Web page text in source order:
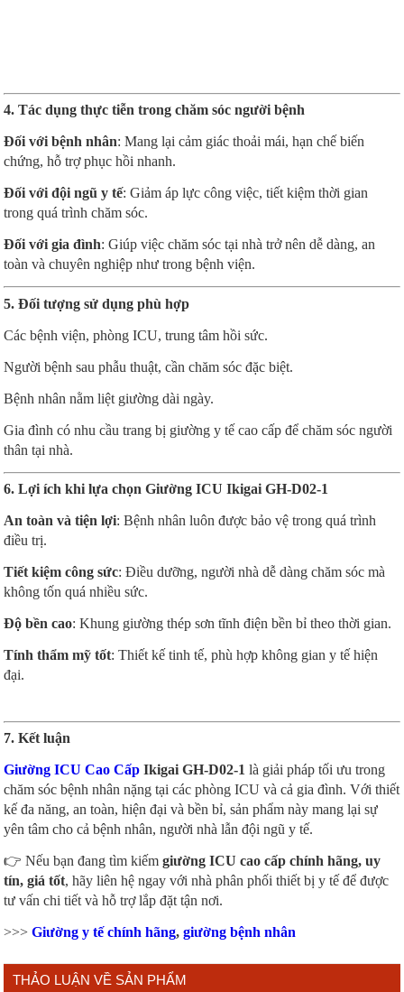
4. Tác dụng thực tiễn trong chăm sóc người bệnh
Đối với bệnh nhân: Mang lại cảm giác thoải mái, hạn chế biến
chứng, hỗ trợ phục hồi nhanh.
Đối với đội ngũ y tế: Giảm áp lực công việc, tiết kiệm thời gian
trong quá trình chăm sóc.
Đối với gia đình: Giúp việc chăm sóc tại nhà trở nên dễ dàng, an
toàn và chuyên nghiệp như trong bệnh viện.
5. Đối tượng sử dụng phù hợp
Các bệnh viện, phòng ICU, trung tâm hồi sức.
Người bệnh sau phẫu thuật, cần chăm sóc đặc biệt.
Bệnh nhân nằm liệt giường dài ngày.
Gia đình có nhu cầu trang bị giường y tế cao cấp để chăm sóc người
thân tại nhà.
6. Lợi ích khi lựa chọn Giường ICU Ikigai GH-D02-1
An toàn và tiện lợi: Bệnh nhân luôn được bảo vệ trong quá trình
điều trị.
Tiết kiệm công sức: Điều dưỡng, người nhà dễ dàng chăm sóc mà
không tốn quá nhiều sức.
Độ bền cao: Khung giường thép sơn tĩnh điện bền bỉ theo thời gian.
Tính thẩm mỹ tốt: Thiết kế tinh tế, phù hợp không gian y tế hiện
đại.
7. Kết luận
Giường ICU Cao Cấp Ikigai GH-D02-1 là giải pháp tối ưu trong
chăm sóc bệnh nhân nặng tại các phòng ICU và cả gia đình. Với thiết
kế đa năng, an toàn, hiện đại và bền bỉ, sản phẩm này mang lại sự
yên tâm cho cả bệnh nhân, người nhà lẫn đội ngũ y tế.
👉 Nếu bạn đang tìm kiếmgiường ICU cao cấp chính hãng, uy
tín, giá tốt, hãy liên hệ ngay với nhà phân phối thiết bị y tế để được
tư vấn chi tiết và hỗ trợ lắp đặt tận nơi.
>>>Giường y tế chính hãng,giường bệnh nhân
THẢO LUẬN VỀ SẢN PHẨM